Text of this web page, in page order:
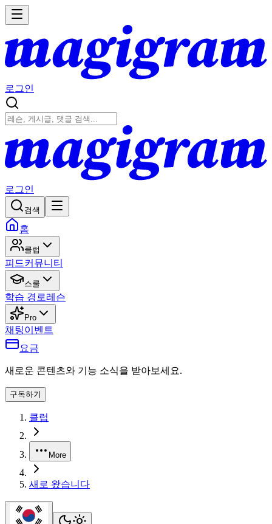
로그인
로그인
검색
홈
클럽
피드커뮤니티
스쿨
학습 경로레슨
Pro
채팅이벤트
요금
새로운 콘텐츠와 기능 소식을 받아보세요.
구독하기
클럽
More
새로 왔습니다